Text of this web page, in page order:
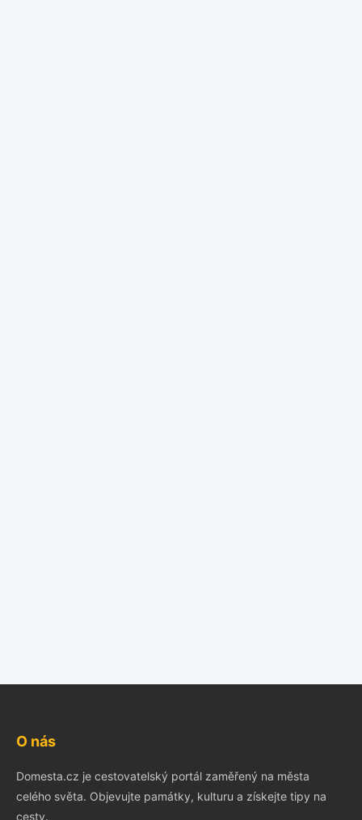
O nás
Domesta.cz je cestovatelský portál zaměřený na města
celého světa. Objevujte památky, kulturu a získejte tipy na
cesty.